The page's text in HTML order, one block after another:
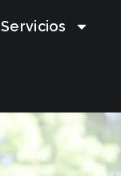
Servicios